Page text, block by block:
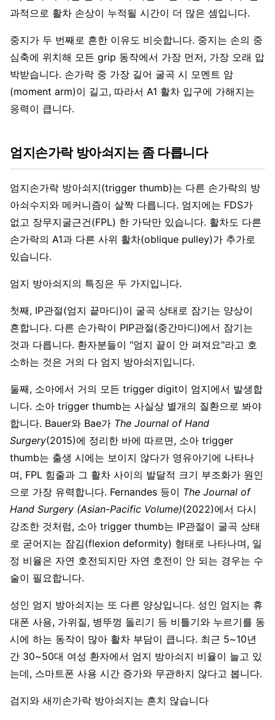
과적으로 활차 손상이 누적될 시간이 더 많은 셈입니다.
중지가 두 번째로 흔한 이유도 비슷합니다. 중지는 손의 중
심축에 위치해 모든 grip 동작에서 가장 먼저, 가장 오래 압
박받습니다. 손가락 중 가장 길어 굴곡 시 모멘트 암
(moment arm)이 길고, 따라서 A1 활차 입구에 가해지는
응력이 큽니다.
엄지손가락 방아쇠지는 좀 다릅니다
엄지손가락 방아쇠지(trigger thumb)는 다른 손가락의 방
아쇠수지와 메커니즘이 살짝 다릅니다. 엄지에는 FDS가
없고 장무지굴근건(FPL) 한 가닥만 있습니다. 활차도 다른
손가락의 A1과 다른 사위 활차(oblique pulley)가 추가로
있습니다.
엄지 방아쇠지의 특징은 두 가지입니다.
첫째, IP관절(엄지 끝마디)이 굴곡 상태로 잠기는 양상이
흔합니다. 다른 손가락이 PIP관절(중간마디)에서 잠기는
것과 다릅니다. 환자분들이 "엄지 끝이 안 펴져요"라고 호
소하는 것은 거의 다 엄지 방아쇠지입니다.
둘째, 소아에서 거의 모든 trigger digit이 엄지에서 발생합
니다. 소아 trigger thumb는 사실상 별개의 질환으로 봐야
합니다. Bauer와 Bae가 The Journal of Hand
Surgery(2015)에 정리한 바에 따르면, 소아 trigger
thumb는 출생 시에는 보이지 않다가 영유아기에 나타나
며, FPL 힘줄과 그 활차 사이의 발달적 크기 부조화가 원인
으로 가장 유력합니다. Fernandes 등이 The Journal of
Hand Surgery (Asian-Pacific Volume)(2022)에서 다시
강조한 것처럼, 소아 trigger thumb는 IP관절이 굴곡 상태
로 굳어지는 잠김(flexion deformity) 형태로 나타나며, 일
정 비율은 자연 호전되지만 자연 호전이 안 되는 경우는 수
술이 필요합니다.
성인 엄지 방아쇠지는 또 다른 양상입니다. 성인 엄지는 휴
대폰 사용, 가위질, 병뚜껑 돌리기 등 비틀기와 누르기를 동
시에 하는 동작이 많아 활차 부담이 큽니다. 최근 5~10년
간 30~50대 여성 환자에서 엄지 방아쇠지 비율이 늘고 있
는데, 스마트폰 사용 시간 증가와 무관하지 않다고 봅니다.
검지와 새끼손가락 방아쇠지는 흔치 않습니다